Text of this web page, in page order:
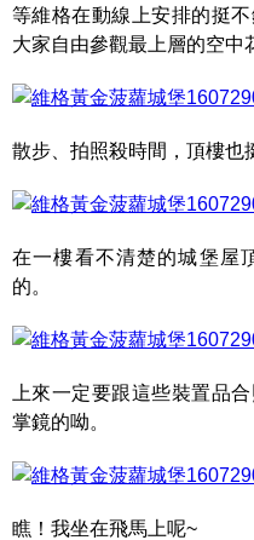
等維格在動線上安排的挺
大家自由參觀最上層的空中
散步、拍照殺時間，頂樓也
在一樓看不清楚的城堡屋
的。
上來一定要跟這些裝置品
掌鏡的呦。
瞧！我坐在飛馬上呢~